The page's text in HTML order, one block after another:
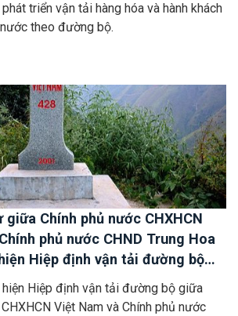
triển vận tải hàng hóa và hành khách
theo đường bộ.
Chính phủ nước CHXHCN
phủ nước CHND Trung Hoa
Hiệp định vận tải đường bộ
Hiệp định vận tải đường bộ giữa
Việt Nam và Chính phủ nước